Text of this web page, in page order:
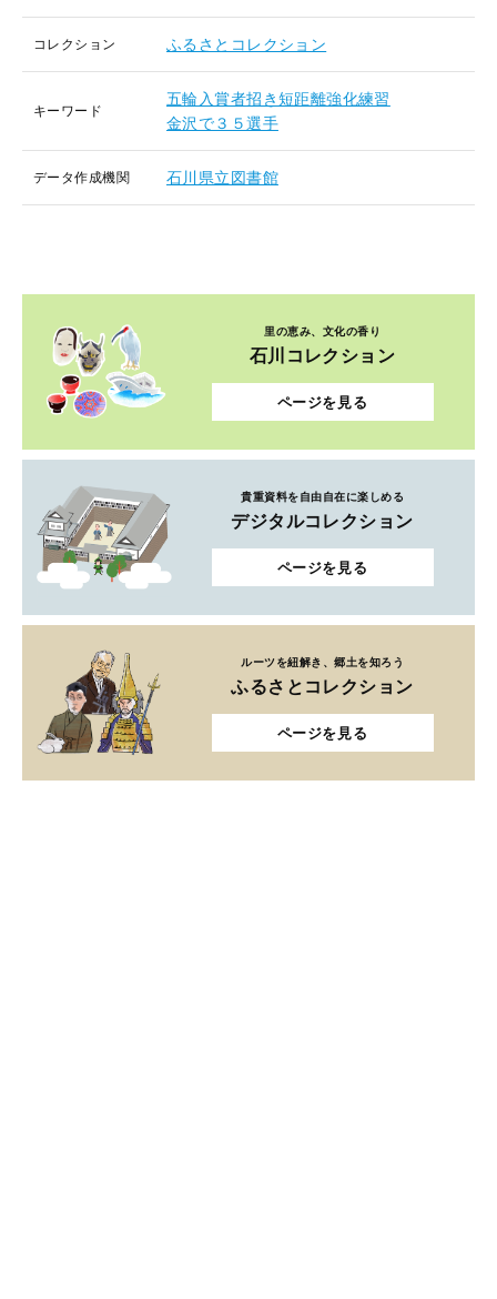
コレクション ふるさとコレクション
キーワード
五輪入賞者招き短距離強化練習
金沢で３５選手
データ作成機関 石川県立図書館
里の恵み、文化の香り
石川コレクション
ページを見る
貴重資料を自由自在に楽しめる
デジタルコレクション
ページを見る
ルーツを紐解き、郷土を知ろう
ふるさとコレクション
ページを見る